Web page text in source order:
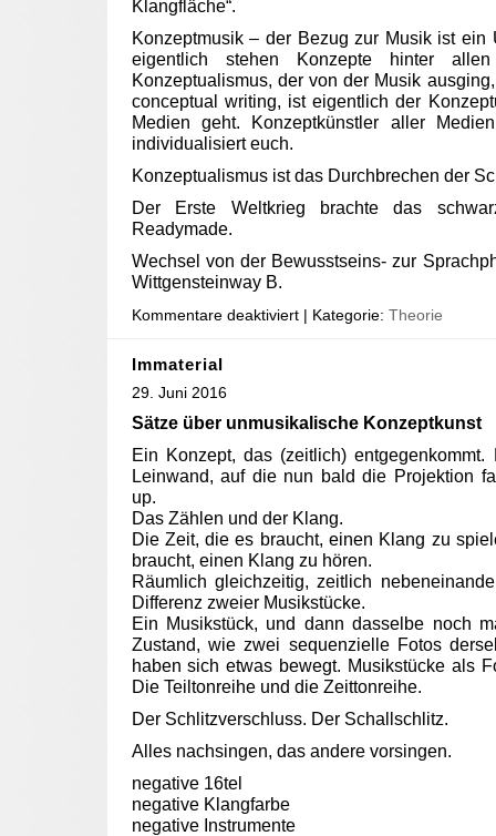
Klangfläche“.
Konzeptmusik – der Bezug zur Musik ist ein
eigentlich stehen Konzepte hinter
Konzeptualismus, der von der Musik
conceptual writing, ist eigentlich der
Medien geht. Konzeptkünstler aller
individualisiert euch.
Konzeptualismus ist das Durchbrechen der
Der Erste Weltkrieg brachte das
Readymade.
Wechsel von der Bewusstseins- zur
Wittgensteinway B.
Kommentare deaktiviert | Kategorie: Theorie
Immaterial
29. Juni 2016
Sätze über unmusikalische Konzeptkunst
Ein Konzept, das (zeitlich)
Leinwand, auf die nun bald die Projektion
up.
Das Zählen und der Klang.
Die Zeit, die es braucht, einen Klang zu
braucht, einen Klang zu hören.
Räumlich gleichzeitig, zeitlich
Differenz zweier Musikstücke.
Ein Musikstück, und dann dasselbe noch
Zustand, wie zwei sequenzielle Fotos
haben sich etwas bewegt. Musikstücke als
Die Teiltonreihe und die Zeittonreihe.
Der Schlitzverschluss. Der Schallschlitz.
Alles nachsingen, das andere vorsingen.
negative 16tel
negative Klangfarbe
negative Instrumente